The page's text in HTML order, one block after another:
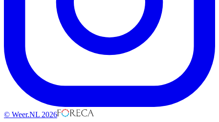
© Weer.NL 2026